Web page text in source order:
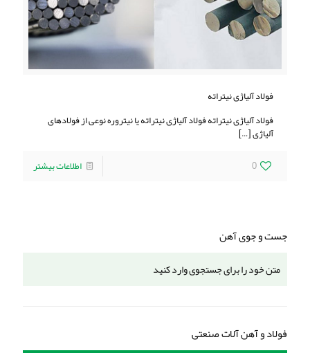
فولاد آلیاژی نیتراته
فولاد آلیاژی نیتراته فولاد آلیاژی نیتراته یا نیتروره نوعی از فولادهای
آلیاژی[…]
0
اطلاعات بیشتر
جست و جوی آهن
فولاد و آهن آلات صنعتی